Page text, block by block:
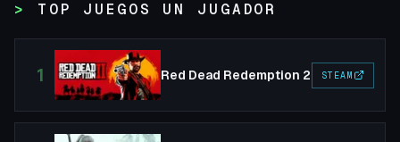
TOP JUEGOS UN JUGADOR
1 Red Dead Redemption 2 STEAM